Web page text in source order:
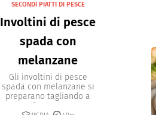
SECONDI PIATTI DI PESCE
Involtini di pesce
spada con
melanzane
Gli involtini di pesce
spada con melanzane si
preparano tagliando a
fettine...